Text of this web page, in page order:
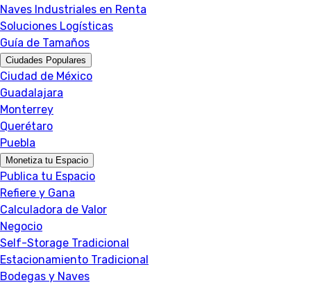
Naves Industriales en Renta
Soluciones Logísticas
Guía de Tamaños
Ciudades Populares
Ciudad de México
Guadalajara
Monterrey
Querétaro
Puebla
Monetiza tu Espacio
Publica tu Espacio
Refiere y Gana
Calculadora de Valor
Negocio
Self-Storage Tradicional
Estacionamiento Tradicional
Bodegas y Naves